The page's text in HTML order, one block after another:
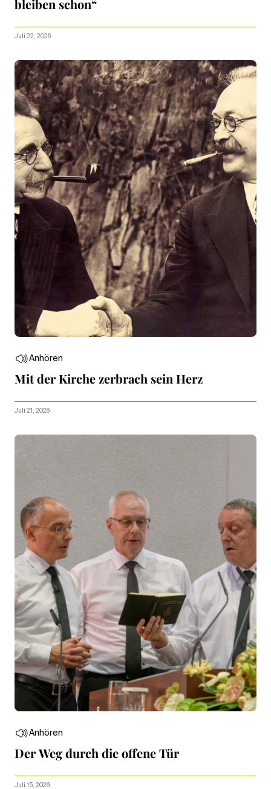
bleiben schon“
Juli 22, 2026
Anhören
Mit der Kirche zerbrach sein Herz
Juli 21, 2026
Anhören
Der Weg durch die offene Tür
Juli 15, 2026